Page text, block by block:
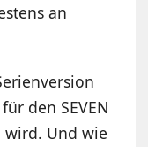
an
den SEVEN
wird. Und wie